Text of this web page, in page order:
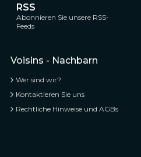
RSS
Abonnieren Sie unsere RSS-
Feeds
Voisins - Nachbarn
Wer sind wir?
Kontaktieren Sie uns
Rechtliche Hinweise und AGBs